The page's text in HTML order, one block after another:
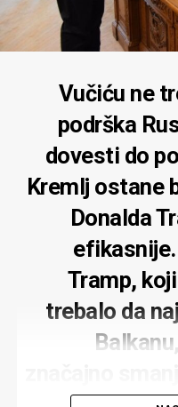
Vučiću ne
podrška
dovesti do
Kremlj ostane
Donalda
Tramp,
trebalo da